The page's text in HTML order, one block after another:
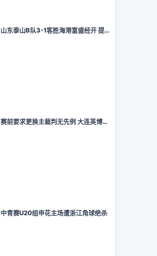
山东泰山B队3-1客胜海港富盛经开 提
赛前要求更换主裁判无先例 大连英博1-
中青赛U20组申花主场遭浙江角球绝杀